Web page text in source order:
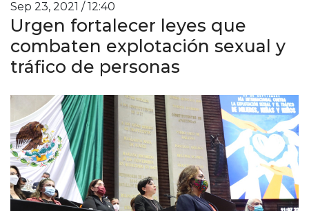
Sep 23, 2021 / 12:40
Urgen fortalecer leyes que
combaten explotación sexual y
tráfico de personas